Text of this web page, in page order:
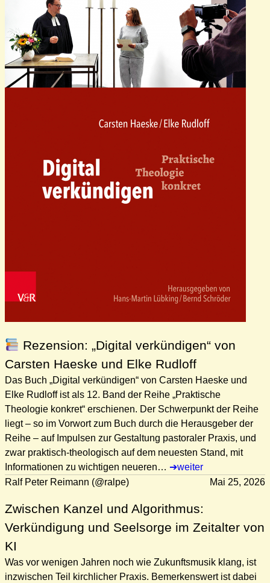
Rezension: „Digital verkündigen“ von
Carsten Haeske und Elke Rudloff
Das Buch „Digital verkündigen“ von Carsten Haeske und
Elke Rudloff ist als 12. Band der Reihe „Praktische
Theologie konkret“ erschienen. Der Schwerpunkt der Reihe
liegt – so im Vorwort zum Buch durch die Herausgeber der
Reihe – auf Impulsen zur Gestaltung pastoraler Praxis, und
zwar praktisch-theologisch auf dem neuesten Stand, mit
Informationen zu wichtigen neueren…
weiter
Ralf Peter Reimann (@ralpe)
Mai 25, 2026
Zwischen Kanzel und Algorithmus:
Verkündigung und Seelsorge im Zeitalter von
KI
Was vor wenigen Jahren noch wie Zukunftsmusik klang, ist
inzwischen Teil kirchlicher Praxis. Bemerkenswert ist dabei